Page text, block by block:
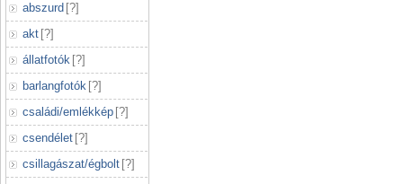
abszurd [?]
akt [?]
állatfotók [?]
barlangfotók [?]
családi/emlékkép [?]
csendélet [?]
csillagászat/égbolt [?]